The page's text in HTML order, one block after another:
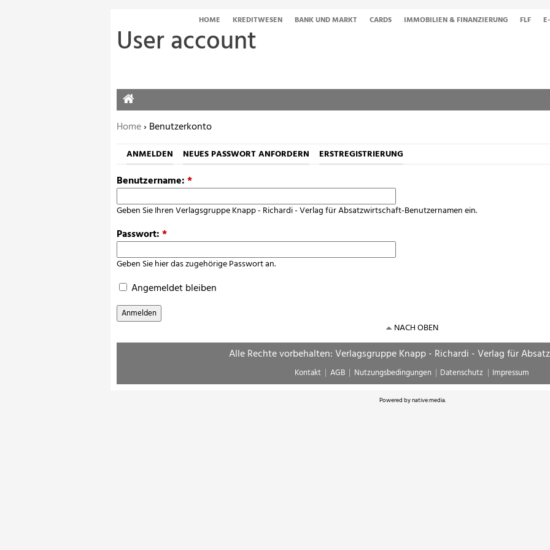
User account
HOME KREDITWESEN BANK UND MARKT CARDS IMMOBILIEN & FINANZIERUNG FLF
Sie befinden sich hier:
Home› Benutzerkonto
ANMELDEN NEUES PASSWORT ANFORDERN ERSTREGISTRIERUNG
Benutzername:*
Geben Sie Ihren Verlagsgruppe Knapp - Richardi - Verlag für Absatzwirtschaft-Benutzernamen ein.
Passwort:*
Geben Sie hier das zugehörige Passwort an.
Angemeldet bleiben
HOME
NACH OBEN
Alle Rechte vorbehalten: Verlagsgruppe Knapp - Richardi - Verlag für
Kontakt AGB Nutzungsbedingungen Datenschutz Impressum
Powered bynative:media.